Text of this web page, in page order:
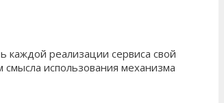
каждой реализации сервиса свой
использования механизма